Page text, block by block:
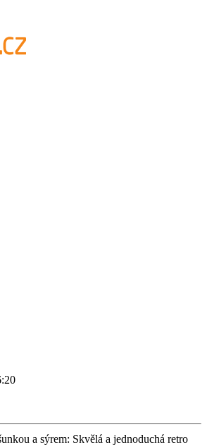
a sýrem: Skvělá a jednoduchá retro